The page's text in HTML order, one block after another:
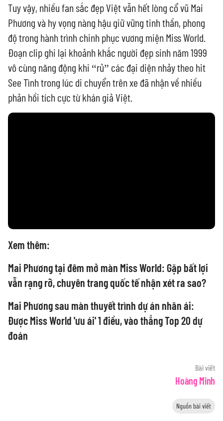
Tuy vậy, nhiều fan sắc đẹp Việt vẫn hết lòng cổ vũ Mai
Phương và hy vọng nàng hậu giữ vững tinh thần, phong
độ trong hành trình chinh phục vương miện Miss World.
Đoạn clip ghi lại khoảnh khắc người đẹp sinh năm 1999
vô cùng năng động khi “rủ” các đại diện nhảy theo hit
See Tình trong lúc di chuyển trên xe đã nhận về nhiều
phản hồi tích cực từ khán giả Việt.
Xem thêm:
Mai Phương tại đêm mở màn Miss World: Gặp bất lợi
vẫn rạng rỡ, chuyên trang quốc tế nhận xét ra sao?
Mai Phương sau màn thuyết trình dự án nhân ái:
Được Miss World 'ưu ái' 1 điều, vào thẳng Top 20 dự
đoán
Bài viết
Hoàng Minh
Nguồn bài viết